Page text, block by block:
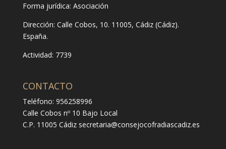
Forma jurídica: Asociación
Dirección: Calle Cobos, 10. 11005, Cádiz (Cádiz).
España.
Actividad: 7739
CONTACTO
Teléfono: 956258996
Calle Cobos nº 10 Bajo Local
C.P. 11005 Cádiz secretaria@consejocofradiascadiz.es